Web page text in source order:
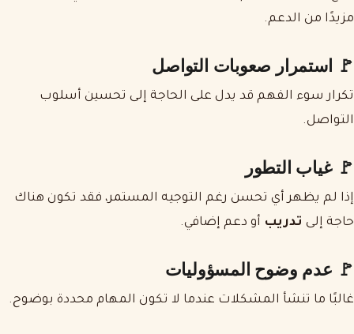
مزيدًا من الدعم.
🚩 استمرار صعوبات التواصل
تكرار سوء الفهم قد يدل على الحاجة إلى تحسين أسلوب
التواصل.
🚩 غياب التطور
إذا لم يظهر أي تحسن رغم التوجيه المستمر، فقد تكون هناك
حاجة إلى تدريب أو دعم إضافي.
🚩 عدم وضوح المسؤوليات
غالبًا ما تنشأ المشكلات عندما لا تكون المهام محددة بوضوح.